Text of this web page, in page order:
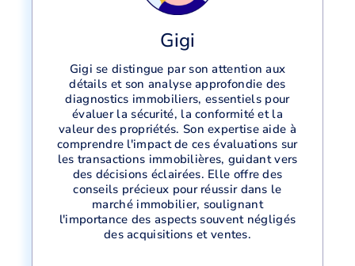
Gigi
Gigi se distingue par son attention aux
détails et son analyse approfondie des
diagnostics immobiliers, essentiels pour
évaluer la sécurité, la conformité et la
valeur des propriétés. Son expertise aide à
comprendre l'impact de ces évaluations sur
les transactions immobilières, guidant vers
des décisions éclairées. Elle offre des
conseils précieux pour réussir dans le
marché immobilier, soulignant
l'importance des aspects souvent négligés
des acquisitions et ventes.